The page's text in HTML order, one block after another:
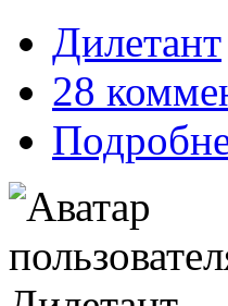
Дилетант
28